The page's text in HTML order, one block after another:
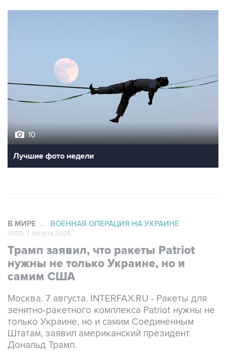
10
Лучшие фото недели
В МИРЕ → ВОЕННАЯ ОПЕРАЦИЯ НА УКРАИНЕ
01:09, 7 августа 2026
Трамп заявил, что ракеты Patriot
нужны не только Украине, но и
самим США
Москва. 7 августа. INTERFAX.RU - Ракеты для
зенитно-ракетного комплекса Patriot нужны не
только Украине, но и самим Соединенным
Штатам, заявил американский президент
Дональд Трамп.